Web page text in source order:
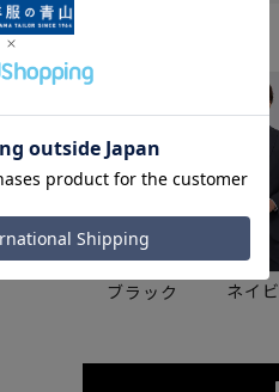
ブラック ネイ